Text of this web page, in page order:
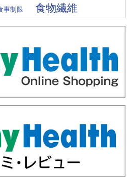
事制限 食物繊維